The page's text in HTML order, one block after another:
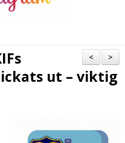
>
<
ut – viktig